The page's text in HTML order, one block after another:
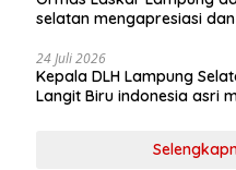
selatan mengapresiasi
pimpinan cabang) Partai
Selatan gelar aksi bersih-
menanam pohon
24 Juli 2026
Kepala DLH Lampung
Langit Biru indonesia asri